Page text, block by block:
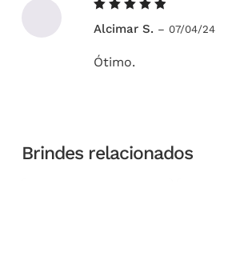
5de 5
Alcimar S. – 07/04/24
Ótimo.
Brindes relacionados